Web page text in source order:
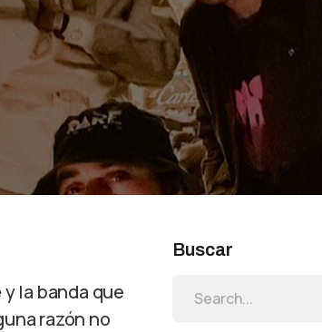
y la banda que
razón no
Buscar